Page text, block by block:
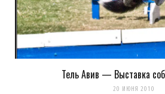
Тель Авив — Выставка
20 ИЮНЯ 2010